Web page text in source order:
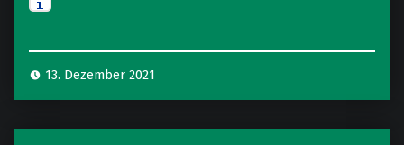
13. Dezember 2021